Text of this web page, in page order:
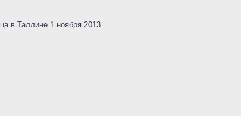
в Таллине 1 ноября 2013